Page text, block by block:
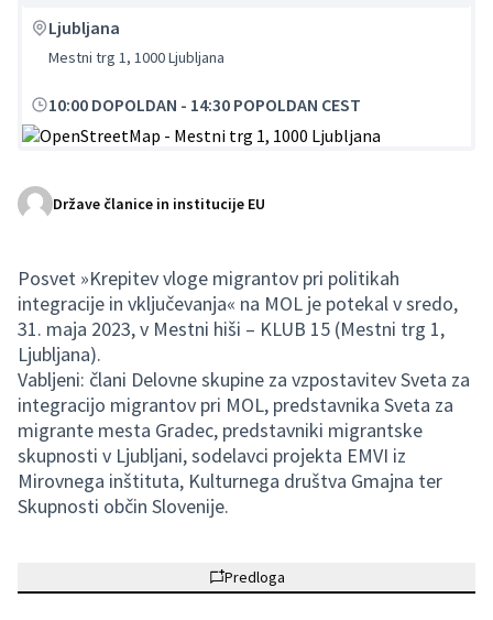
Ljubljana
Mestni trg 1, 1000 Ljubljana
10:00 DOPOLDAN - 14:30 POPOLDAN CEST
Države članice in institucije EU
Posvet »Krepitev vloge migrantov pri politikah
integracije in vključevanja« na MOL je potekal v sredo,
31. maja 2023, v Mestni hiši – KLUB 15 (Mestni trg 1,
Ljubljana).
Vabljeni: člani Delovne skupine za vzpostavitev Sveta za
integracijo migrantov pri MOL, predstavnika Sveta za
migrante mesta Gradec, predstavniki migrantske
skupnosti v Ljubljani, sodelavci projekta EMVI iz
Mirovnega inštituta, Kulturnega društva Gmajna ter
Skupnosti občin Slovenije.
Predloga